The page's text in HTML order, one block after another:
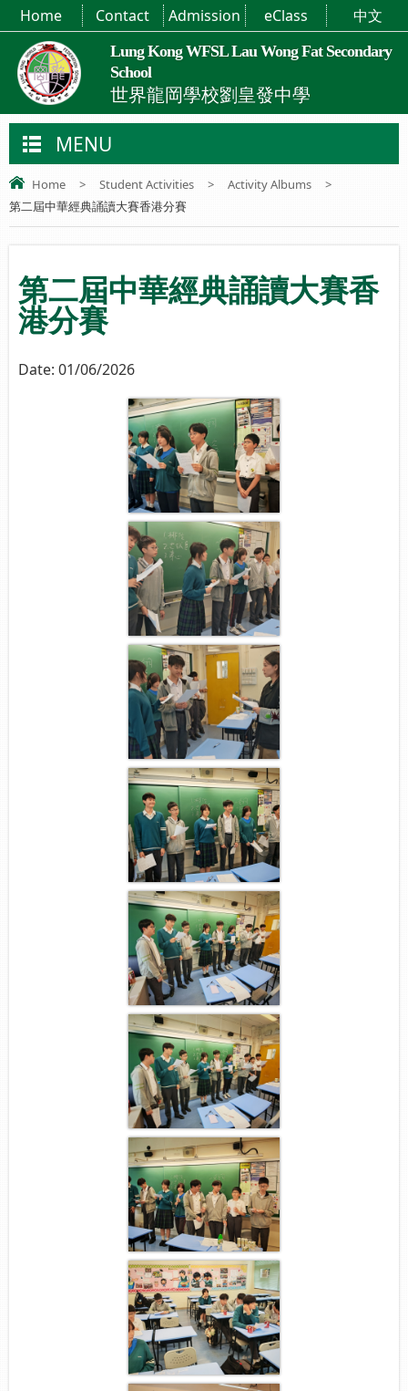
Lung Kong WFSL Lau Wong Fat Secondary
School
世界龍岡學校劉皇發中學
Home Contact Admission eClass 中文
MENU
Home > Student Activities > Activity Albums
>
第二屆中華經典誦讀大賽香港分賽
第二屆中華經典誦讀大賽香
港分賽
Date: 01/06/2026